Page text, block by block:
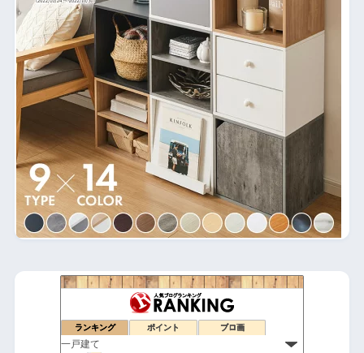
ランキング ポイント ブロ画
50才で自分の理想の家を建てました
建具バカのマイホームの理想と現実。 |
168位 20代からの家作り
169位